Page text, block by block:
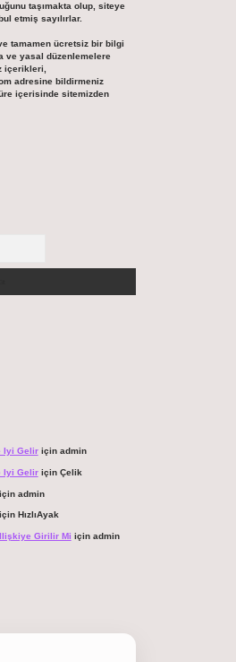
taşımakta olup, siteye
etmiş sayılırlar.
tamamen ücretsiz bir bilgi
ve yasal düzenlemelere
içerikleri,
adresine bildirmeniz
içerisinde sitemizden
Iyi Geliriçin admin
Iyi Geliriçin Çelik
admin
HızlıAyak
Girilir Mi için admin